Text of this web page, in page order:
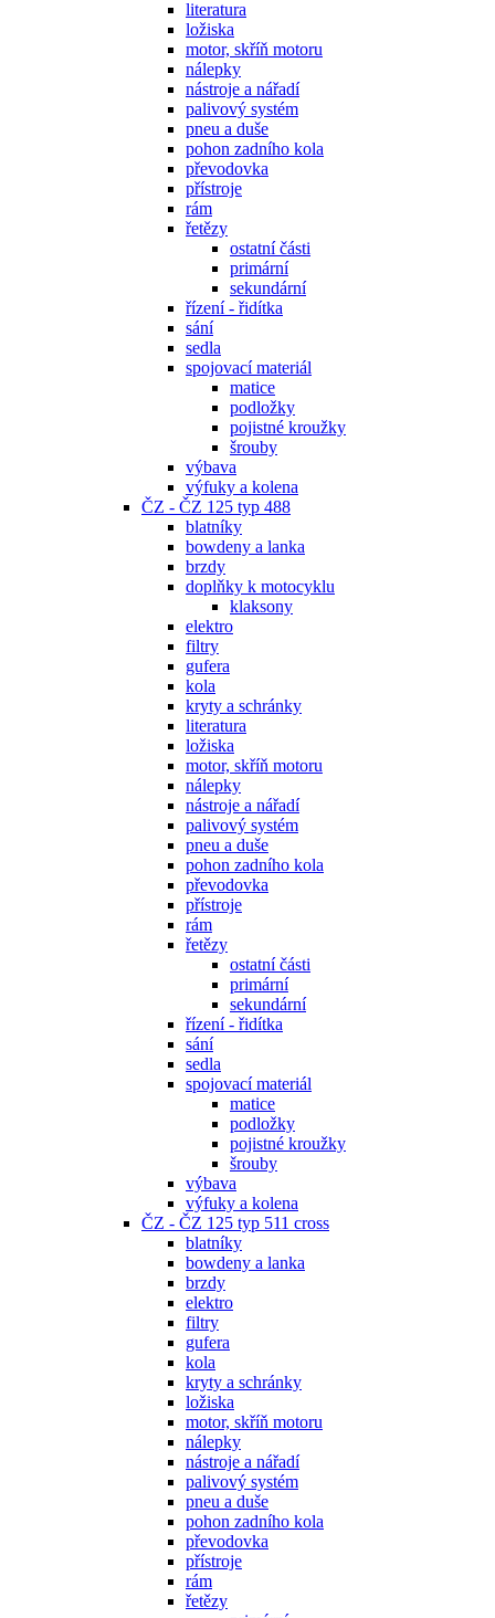
literatura
ložiska
motor, skříň motoru
nálepky
nástroje a nářadí
palivový systém
pneu a duše
pohon zadního kola
převodovka
přístroje
rám
řetězy
ostatní části
primární
sekundární
řízení - řidítka
sání
sedla
spojovací materiál
matice
podložky
pojistné kroužky
šrouby
výbava
výfuky a kolena
ČZ - ČZ 125 typ 488
blatníky
bowdeny a lanka
brzdy
doplňky k motocyklu
klaksony
elektro
filtry
gufera
kola
kryty a schránky
literatura
ložiska
motor, skříň motoru
nálepky
nástroje a nářadí
palivový systém
pneu a duše
pohon zadního kola
převodovka
přístroje
rám
řetězy
ostatní části
primární
sekundární
řízení - řidítka
sání
sedla
spojovací materiál
matice
podložky
pojistné kroužky
šrouby
výbava
výfuky a kolena
ČZ - ČZ 125 typ 511 cross
blatníky
bowdeny a lanka
brzdy
elektro
filtry
gufera
kola
kryty a schránky
ložiska
motor, skříň motoru
nálepky
nástroje a nářadí
palivový systém
pneu a duše
pohon zadního kola
převodovka
přístroje
rám
řetězy